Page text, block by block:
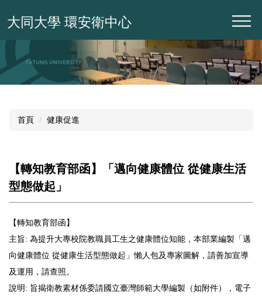
到
容
大同大學 環安衛中心
首頁 健康促進
【轉知教育部函】「邁向健康體位 從健康生活
型態做起」
【轉知教育部函】
主旨: 為提升大專校院教職員工生之健康體位知能，本部業編製「邁
向健康體位 從健康生活型態做起」懶人包及專家圖解，請善加宣導
及運用，請查照。
說明: 旨揭衛教素材係委請國立臺灣師範大學編製（如附件），電子